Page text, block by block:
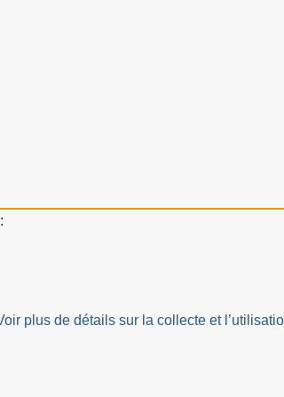
plus de détails sur la collecte et